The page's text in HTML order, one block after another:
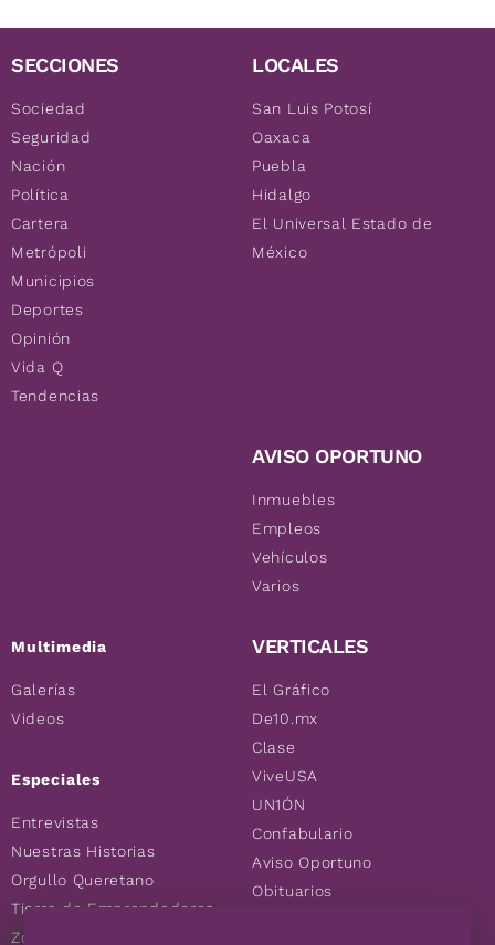
SECCIONES
Sociedad
Seguridad
Nación
Política
Cartera
Metrópoli
Municipios
Deportes
Opinión
Vida Q
Tendencias
Multimedia
Galerías
Videos
Especiales
Entrevistas
Nuestras Historias
Orgullo Queretano
Tierra de Emprendedores
Zoociales
LOCALES
San Luis Potosí
Oaxaca
Puebla
Hidalgo
El Universal Estado de
México
AVISO OPORTUNO
Inmuebles
Empleos
Vehículos
Varios
VERTICALES
El Gráfico
De10.mx
Clase
ViveUSA
UN1ÓN
Confabulario
Aviso Oportuno
Obituarios